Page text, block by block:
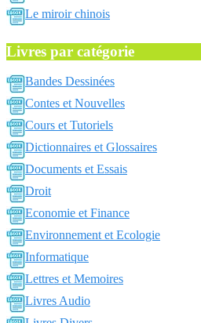
Le miroir chinois
Livres par catégorie
Bandes Dessinées
Contes et Nouvelles
Cours et Tutoriels
Dictionnaires et Glossaires
Documents et Essais
Droit
Economie et Finance
Environnement et Ecologie
Informatique
Lettres et Memoires
Livres Audio